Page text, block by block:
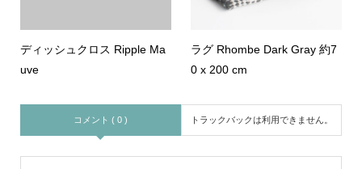
ディッシュクロス Ripple Ma
uve
ラグ Rhombe Dark Gray 約7
0 x 200 cm
コメント ( 0 ) トラックバックは利用できません。